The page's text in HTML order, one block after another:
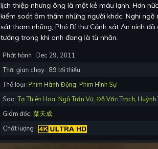
lịch thiệp nhưng ông là một kẻ máu lạnh. Hơn
kiểm soát âm thầm những người khác. Nghi ngờ
sát tham nhũng, Phó Bí thư Cảnh sát An ninh
tướng trong khi anh đang là tù nhân.
Phát hành : Dec 29, 2011
Thời gian chạy: 89tối thiểu
Thể loại: Phim Hành Động, Phim Hình Sự
Sao:Tạ Thiên Hoa, Ngô Trấn Vũ, Đỗ Vấn Trạch, Huỳnh
Giám đốc: 葉天成
Chất lượng :